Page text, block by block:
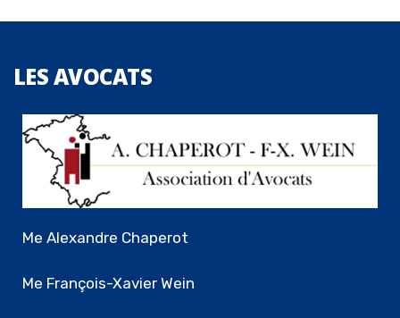
LESAVOCATS
Me Alexandre Chaperot
Me François-Xavier Wein